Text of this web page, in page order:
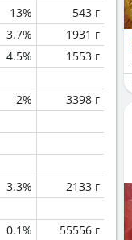
13%
543 г
3.7%
1931 г
4.5%
1553 г
2%
3398 г
3.3%
2133 г
0.1%
55556 г